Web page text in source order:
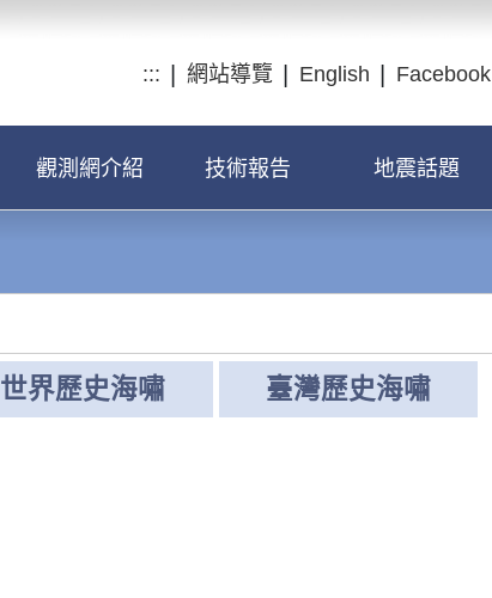
::: 網站導覽 English Facebook
觀測網介紹 技術報告 地震話題
世界歷史海嘯 臺灣歷史海嘯